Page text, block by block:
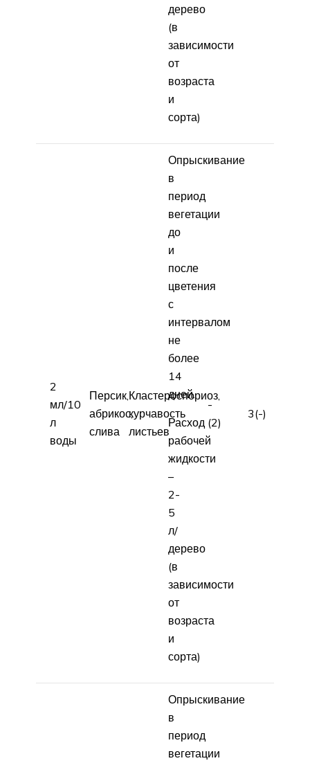
дерево
(в
зависимости
от
возраста
и
сорта)
2
мл/10
л
воды
Персик,
абрикос,
слива
Кластероспориоз,
курчавость
листьев
Опрыскивание
в
период
вегетации
до
и
после
цветения
с
интервалом
не
более
14
дней.
Расход
рабочей
жидкости
–
2-
5
л/
дерево
(в
зависимости
от
возраста
и
сорта)
-
(2)
3(-)
Опрыскивание
в
период
вегетации